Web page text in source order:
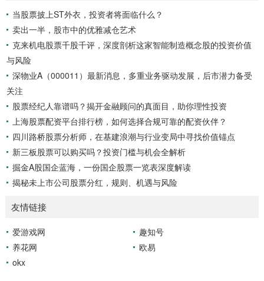
DIFF线是短期EMA（通常为12日）与长期EMA（通常为26
日）的差值，反映了短期和长期趋势的差异。DEA线则是DIF
F线的9...
当股票披上ST外衣，投资者将面临什么？
卖出一半，股市中的优雅减仓艺术
克来机电股票千股千评，深度剖析这家智能制造概念股的投资价值
与风险
深物业A（000011）最新消息，多重业务驱动发展，后市潜力备受
关注
股票经纪人靠谱吗？揭开金融顾问的真面目，助你理性投资
上海股票配资平台排行榜，如何选择合规可靠的配资伙伴？
四川路桥股票分析师，在基建浪潮与行业变局中寻找价值锚点
新三板股票可以购买吗？投资门槛与机会全解析
掘金A股国企蓝海，一份国企股票一览表深度解读
揭秘未上市公司股票分红，规则、机遇与风险
友情链接
爱游戏网
趣知号
养花网
欧易
okx